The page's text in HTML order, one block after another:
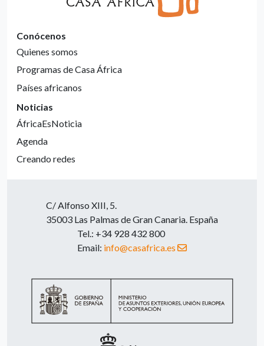
Conócenos
Quienes somos
Programas de Casa África
Países africanos
Noticias
ÁfricaEsNoticia
Agenda
Creando redes
C/ Alfonso XIII, 5.
35003 Las Palmas de Gran Canaria. España
Tel.: +34 928 432 800
Email: info@casafrica.es